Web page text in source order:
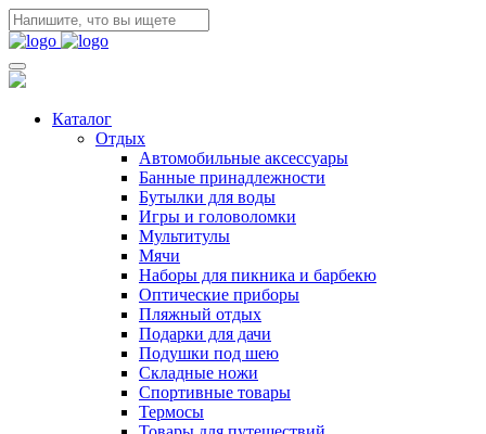
Каталог
Отдых
Автомобильные аксессуары
Банные принадлежности
Бутылки для воды
Игры и головоломки
Мультитулы
Мячи
Наборы для пикника и барбекю
Оптические приборы
Пляжный отдых
Подарки для дачи
Подушки под шею
Складные ножи
Спортивные товары
Термосы